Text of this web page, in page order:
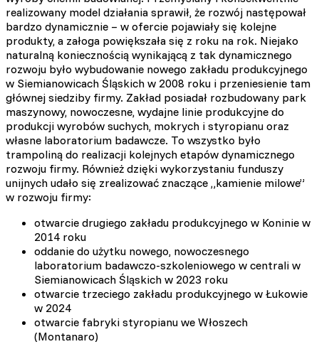
realizowany model działania sprawił, że rozwój następował
bardzo dynamicznie – w ofercie pojawiały się kolejne
produkty, a załoga powiększała się z roku na rok. Niejako
naturalną koniecznością wynikającą z tak dynamicznego
rozwoju było wybudowanie nowego zakładu produkcyjnego
w Siemianowicach Śląskich w 2008 roku i przeniesienie tam
głównej siedziby firmy. Zakład posiadał rozbudowany park
maszynowy, nowoczesne, wydajne linie produkcyjne do
produkcji wyrobów suchych, mokrych i styropianu oraz
własne laboratorium badawcze. To wszystko było
trampoliną do realizacji kolejnych etapów dynamicznego
rozwoju firmy. Również dzięki wykorzystaniu funduszy
unijnych udało się zrealizować znaczące „kamienie milowe”
w rozwoju firmy:
otwarcie drugiego zakładu produkcyjnego w Koninie w
2014 roku
oddanie do użytku nowego, nowoczesnego
laboratorium badawczo-szkoleniowego w centrali w
Siemianowicach Śląskich w 2023 roku
otwarcie trzeciego zakładu produkcyjnego w Łukowie
w 2024
otwarcie fabryki styropianu we Włoszech
(Montanaro)